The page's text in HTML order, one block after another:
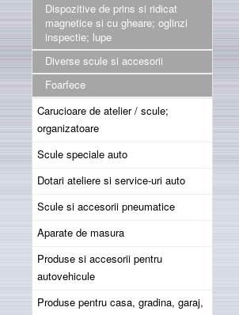
Dispozitive de prins si ridicat
magnetice si cu gheare; oglinzi
inspectie; lupe
Diverse scule si accesorii
Foarfece
Carucioare de atelier / scule;
organizatoare
Scule speciale auto
Dotari ateliere si service-uri auto
Scule si accesorii pneumatice
Aparate de masura
Produse si accesorii pentru
autovehicule
Produse pentru casa, gradina, garaj,